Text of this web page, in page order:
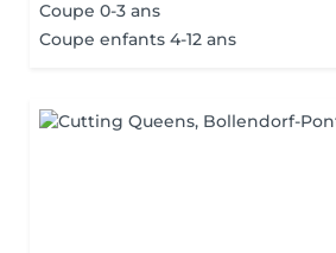
Coupe 0-3 ans
Coupe enfants 4-12 ans